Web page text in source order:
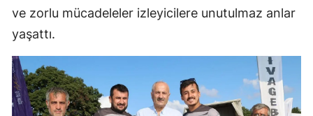
ve zorlu mücadeleler izleyicilere unutulmaz anlar
yaşattı.